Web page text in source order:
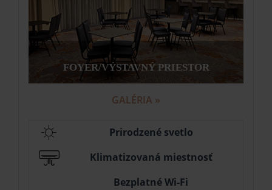
FOYER/VÝSTAVNÝ PRIESTOR
GALÉRIA »
Prirodzené svetlo
Klimatizovaná miestnosť
Bezplatné Wi-Fi